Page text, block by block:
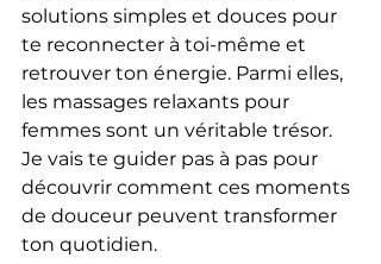
solutions simples et douces pour
te reconnecter à toi-même et
retrouver ton énergie. Parmi elles,
les massages relaxants pour
femmes sont un véritable trésor.
Je vais te guider pas à pas pour
découvrir comment ces moments
de douceur peuvent transformer
ton quotidien.